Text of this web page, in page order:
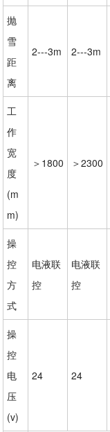
抛
雪
距
离
2---3m 2---3m
工
作
宽
度
(m
m)
＞1800 ＞2300
操
控
方
式
电液联
控
电液联
控
操
控
电
压
(v)
24 24